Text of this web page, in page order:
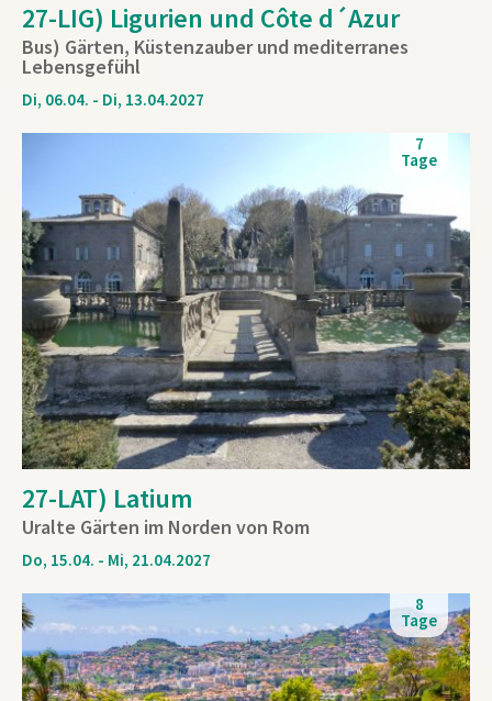
27-LIG) Ligurien und Côte d´Azur
Bus) Gärten, Küstenzauber und mediterranes
Lebensgefühl
Di, 06.04. - Di, 13.04.2027
7
Tage
27-LAT) Latium
Uralte Gärten im Norden von Rom
Do, 15.04. - Mi, 21.04.2027
8
Tage